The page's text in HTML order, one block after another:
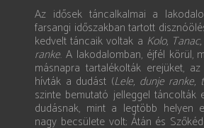
Az idősek táncalkalmai a
farsangi időszakban tartott
kedvelt táncaik voltak a Kolo,
ranke. A lakodalomban, éjfél körül,
másnapra tartalékolták erejüket,
hívták a dudást (Lele, dunje ranke,
szinte bemutató jelleggel
dudásnak, mint a legtöbb helyen
nagy becsülete volt; Átán és